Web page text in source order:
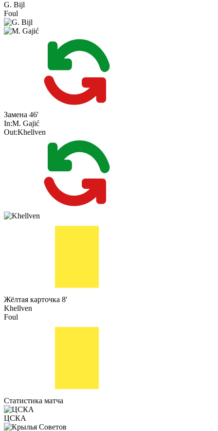
G. Bijl
Foul
Замена 46'
In:M. Gajić
Out:Khellven
Жёлтая карточка 8'
Khellven
Foul
Статистика матча
ЦСКА